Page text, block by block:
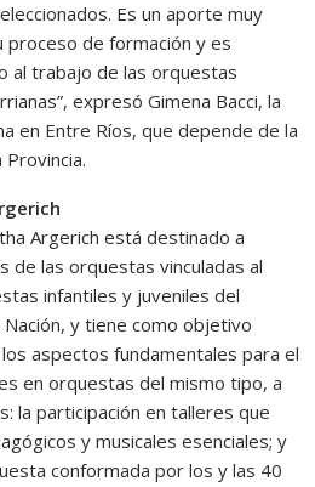
Es un aporte muy
proceso de formación y es
al trabajo de las orquestas
expresó Gimena Bacci, la
en Entre Ríos, que depende de la
Argerich está destinado a
de las orquestas vinculadas al
infantiles y juveniles del
y tiene como objetivo
aspectos fundamentales para el
en orquestas del mismo tipo, a
la participación en talleres que
y musicales esenciales; y
conformada por los y las 40